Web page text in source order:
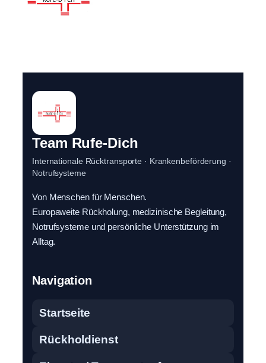
Team Rufe-Dich
Internationale Rücktransporte · Krankenbeförderung ·
Notrufsysteme
Von Menschen für Menschen.
Europaweite Rückholung, medizinische Begleitung,
Notrufsysteme und persönliche Unterstützung im
Alltag.
Navigation
Startseite
Rückholdienst